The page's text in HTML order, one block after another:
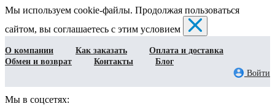
Мы используем cookie-файлы. Продолжая пользоваться
сайтом, вы соглашаетесь с этим условием
О компании Как заказать
Оплата и доставка
Обмен и возврат
Контакты
Блог
Войти
Мы в соцсетях: